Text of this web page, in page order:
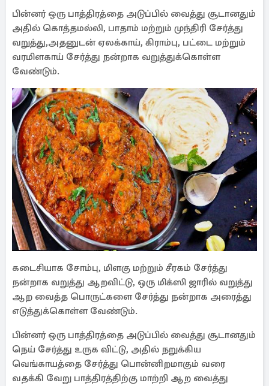
பின்னர் ஒரு பாத்திரத்தை அடுப்பில் வைத்து சூடானதும்
அதில் கொத்தமல்லி, பாதாம் மற்றும் முந்திரி சேர்த்து
வறுத்து,அதனுடன் ஏலக்காய், கிராம்பு, பட்டை மற்றும்
வரமிளகாய் சேர்த்து நன்றாக வறுத்துக்கொள்ள
வேண்டும்.
கடைசியாக சோம்பு, மிளகு மற்றும் சீரகம் சேர்த்து
நன்றாக வறுத்து ஆறவிட்டு, ஒரு மிக்ஸி ஜாரில் வறுத்து
ஆற வைத்த பொருட்களை சேர்த்து நன்றாக அரைத்து
எடுத்துக்கொள்ள வேண்டும்.
பின்னர் ஒரு பாத்திரத்தை அடுப்பில் வைத்து சூடானதும்
நெய் சேர்த்து உருக விட்டு, அதில் நறுக்கிய
வெங்காயத்தை சேர்த்து பொன்னிறமாகும் வரை
வதக்கி வேறு பாத்திரத்திற்கு மாற்றி ஆற வைத்து